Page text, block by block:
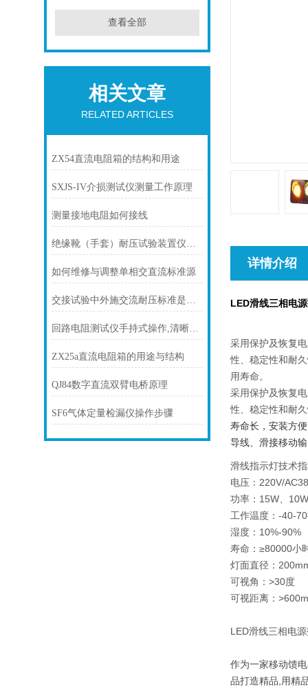
查看全部
相关文章
RELATED ARTICLES
ZX54直流电阻箱的结构和用途
SXJS-IV介损测试仪测量工作原理
测量接地电阻如何接线
绝缘靴（手套）耐压试验装置仪器使用方法
如何维修与调整单相交直流标准源
交接试验中外施交流耐压标准是多少
回路电阻测试仪手持式操作,清晰易读
ZX25a直流电阻箱的用途与结构
QJ84数字直流双臂电桥原理
SF6气体定量检漏仪操作步骤
详情介绍
LED滑线三相电
采用保护及恢复
性、稳定性和耐
用寿命。
采用保护及恢复
性、稳定性和耐
寿命长，安装方
导线、滑接移动
滑线指示灯技术
电压：220V/
功率：15W、
工作温度：-40-
湿度：10%-90%
寿命：≥80000小
灯面直径：
可视角：>30度
可视距离：>600m
LED滑线三相电
作为一家移动馈
品打造精品,用精